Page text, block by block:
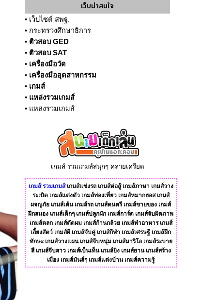
เว็บน่าสนใจ
• เว็บไซต์ สพฐ.
• กระทรวงศึกษาธิการ
• ติวสอบ GED
• ติวสอบ SAT
• เครื่องมือวัด
• เครื่องมืออุตสาหกรรม
• เกมส์
• แหล่งรวมเกมส์
• แหล่งรวมเกมส์
เกมส์ รวมเกมส์สนุกๆ คลายเครียด
เกมส์ รวมเกมส์ เกมส์แข่งรถ เกมส์ต่อสู้ เกมส์ภาษา เกมส์วาง
ระเบิด เกมส์แต่งตัว เกมส์ท่องเที่ยว เกมส์หมากฮอส เกมส์
ผจญภัย เกมส์เต้น เกมส์รถ เกมส์ดนตรี เกมส์ขายของ เกมส์
ฝึกสมอง เกมส์เด็กๆ เกมส์ปลูกผัก เกมส์การ์ด เกมส์จับผิดภาพ
เกมส์ตลก เกมส์ตัดผม เกมส์ก้านกล้วย เกมส์ทําอาหาร เกมส์
เลี้ยงสัตว์ เกมส์ผี เกมส์จับคู่ เกมส์กีฬา เกมส์เศรษฐี เกมส์ฝึก
ทักษะ เกมส์วางแผน เกมส์จีบหนุ่ม เกมส์มาริโอ เกมส์ระบาย
สี เกมส์จีบสาว เกมส์เบ็นเท็น เกมส์ยิง เกมส์ยาน เกมส์สร้าง
เมือง เกมส์มันส์ๆ เกมส์แต่งบ้าน เกมส์ความรู้